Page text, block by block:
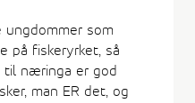
ungdommer som
på fiskeryrket, så
til næringa er god
man ER det, og